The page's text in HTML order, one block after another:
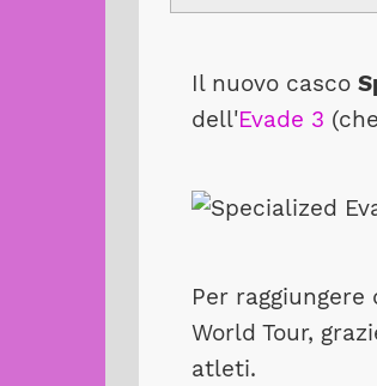
Il nuovo casco
dell'Evade 3
Per
World Tour,
atleti.